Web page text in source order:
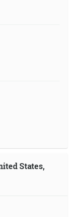
States,